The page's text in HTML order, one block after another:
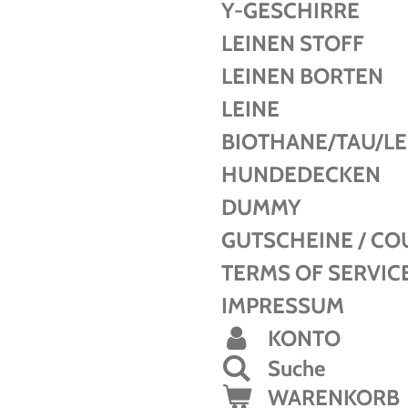
Y-GESCHIRRE
LEINEN STOFF
LEINEN BORTEN
LEINE
BIOTHANE/TAU/
HUNDEDECKEN
DUMMY
GUTSCHEINE /
TERMS OF
IMPRESSUM
KONTO
Suche
WARENKORB